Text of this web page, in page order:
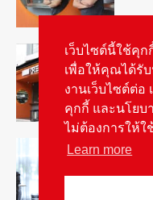
รู้จัก
ลูกค้
สกู๊ปพิ
สัมภ
ภาร
รายง
เว็บไซต์นี้ใช้คุก
เพื่อให้คุณได้รั
งานเว็บไซต์ต่อ
คุกกี้ และนโยบ
ไม่ต้องการให้ใ
Learn more